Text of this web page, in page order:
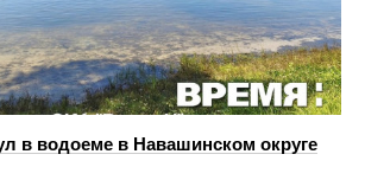
в водоеме в Навашинском округе